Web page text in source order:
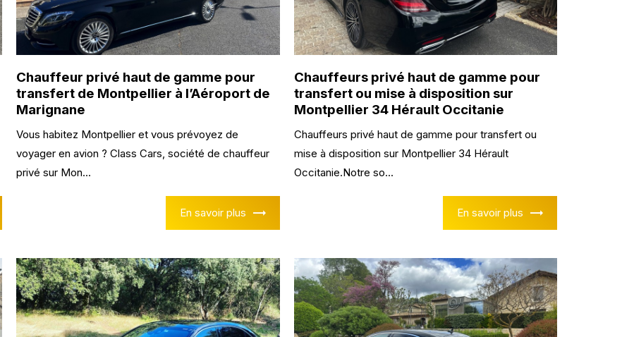
Chauffeur privé haut de gamme pour
transfert de Montpellier à l’Aéroport de
Marignane
Vous habitez Montpellier et vous prévoyez de
voyager en avion ? Class Cars, société de chauffeur
privé sur Mon...
En savoir plus
Chauffeurs privé haut de gamme pour
transfert ou mise à disposition sur
Montpellier 34 Hérault Occitanie
Chauffeurs privé haut de gamme pour transfert ou
mise à disposition sur Montpellier 34 Hérault
Occitanie.Notre so...
En savoir plus